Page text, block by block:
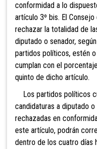
conformidad a lo
artículo 3º bis. El
rechazar la totalidad de
diputado o senador,
partidos políticos, estén
cumplan con el
quinto de dicho artículo.
Los partidos políticos
candidaturas a diputado
rechazadas en
este artículo, podrán
dentro de los cuatro días